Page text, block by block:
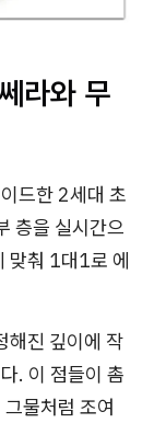
라와 무
드한 2세대 초
층을 실시간으
맞춰 1대1로 에
해진 깊이에 작
. 이 점들이 촘
물처럼 조여